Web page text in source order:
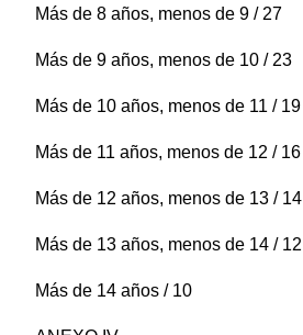
Más de 8 años, menos de 9 / 27
Más de 9 años, menos de 10 / 23
Más de 10 años, menos de 11 / 19
Más de 11 años, menos de 12 / 16
Más de 12 años, menos de 13 / 14
Más de 13 años, menos de 14 / 12
Más de 14 años / 10